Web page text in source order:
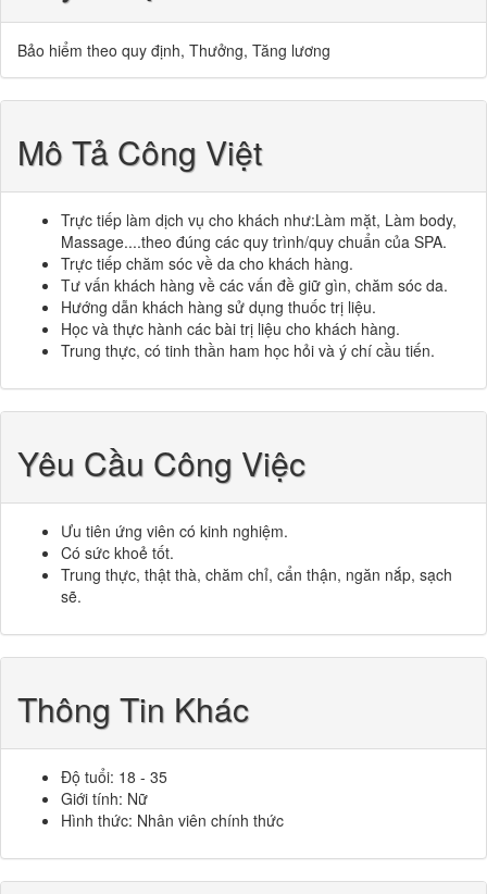
Bảo hiểm theo quy định, Thưởng, Tăng lương
Mô Tả Công Việt
Trực tiếp làm dịch vụ cho khách như:Làm mặt, Làm body,
Massage....theo đúng các quy trình/quy chuẩn của SPA.
Trực tiếp chăm sóc về da cho khách hàng.
Tư vấn khách hàng về các vấn đề giữ gìn, chăm sóc da.
Hướng dẫn khách hàng sử dụng thuốc trị liệu.
Học và thực hành các bài trị liệu cho khách hàng.
Trung thực, có tinh thần ham học hỏi và ý chí cầu tiến.
Yêu Cầu Công Việc
Ưu tiên ứng viên có kinh nghiệm.
Có sức khoẻ tốt.
Trung thực, thật thà, chăm chỉ, cẩn thận, ngăn nắp, sạch
sẽ.
Thông Tin Khác
Độ tuổi: 18 - 35
Giới tính: Nữ
Hình thức: Nhân viên chính thức